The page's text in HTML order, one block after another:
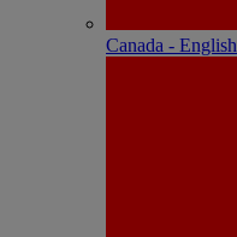
Canada - English